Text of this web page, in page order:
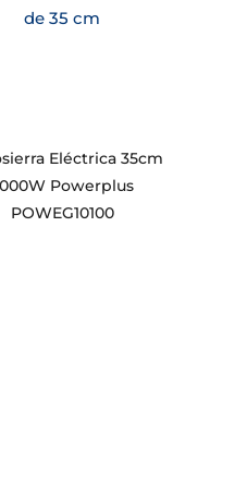
Eléctrica 35cm
Powerplus
POWEG10100